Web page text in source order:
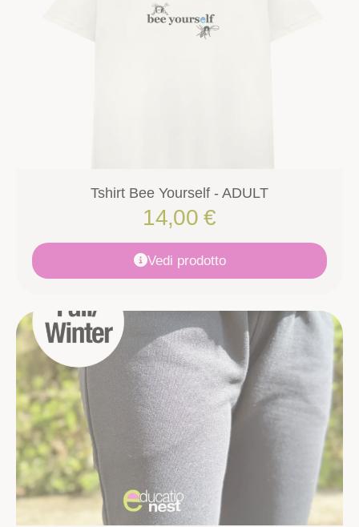
Tshirt Bee Yourself - ADULT
14,00€
Vedi prodotto